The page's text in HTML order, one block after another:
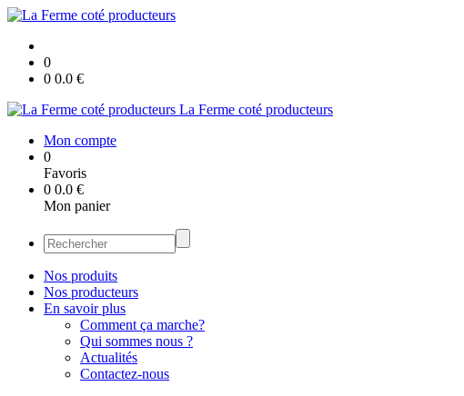
0
0 0.0 €
La Ferme coté producteurs
Mon compte
0
Favoris
0 0.0 €
Mon panier
Nos produits
Nos producteurs
En savoir plus
Comment ça marche?
Qui sommes nous ?
Actualités
Contactez-nous